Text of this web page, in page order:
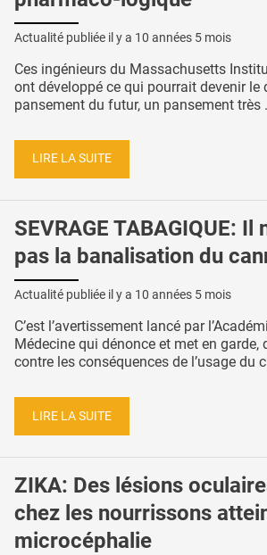
Actualité publiée il y a 10 années 5 mois
Ces ingénieurs du Massachusetts
ont développé ce qui pourrait devenir le
pansement du futur, un pansement très
LIRE LA SUITE
SEVRAGE TABAGIQUE:
pas la banalisation du
Actualité publiée il y a 10 années 5 mois
C’est l’avertissement lancé par
Médecine qui dénonce et met en garde,
contre les conséquences de l’usage du
LIRE LA SUITE
ZIKA: Des lésions
chez les nourrissons
microcéphalie